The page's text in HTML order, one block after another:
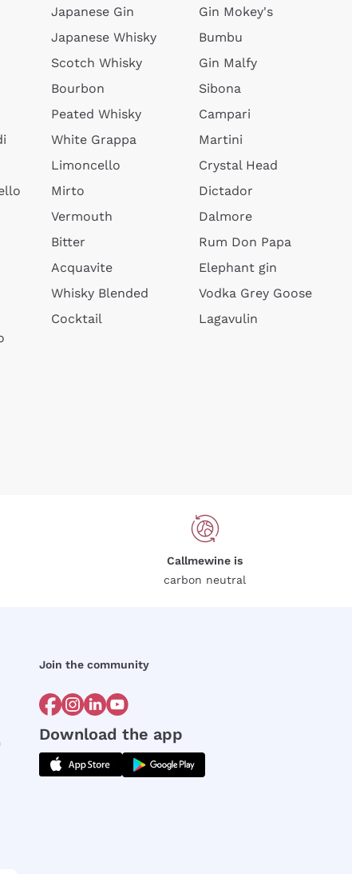
Japanese Gin
Japanese Whisky
Scotch Whisky
Bourbon
Peated Whisky
White Grappa
Limoncello
Mirto
Vermouth
Bitter
Acquavite
Whisky Blended
Cocktail
Gin Mokey's
Bumbu
Gin Malfy
Sibona
Campari
Martini
Crystal Head
Dictador
Dalmore
Rum Don Papa
Elephant gin
Vodka Grey Goose
Lagavulin
Callmewine is
carbon neutral
Join the community
Download the app